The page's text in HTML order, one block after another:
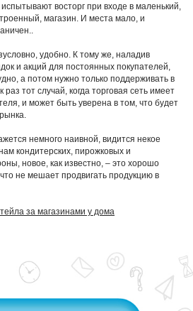
испытывают восторг при входе в маленький,
магазин. И места мало, и
удобно. К тому же, наладив
и акций для постоянных покупателей,
а потом нужно только поддерживать в
раз тот случай, когда торговая сеть имеет
и может быть уверена в том, что будет
немного наивной, видится некое
кондитерских, пирожковых и
новое, как известно, – это хорошо
не мешает продвигать продукцию в
за магазинами у дома